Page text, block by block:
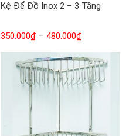
Kệ Để Đồ Inox 2 – 3 Tầng
350.000₫ – 480.000₫